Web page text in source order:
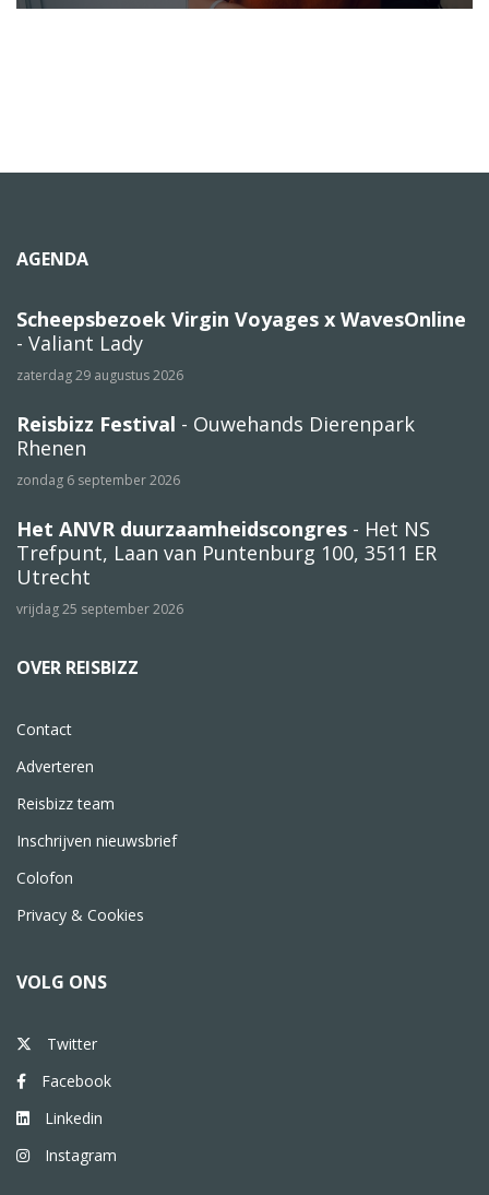
AGENDA
Scheepsbezoek Virgin Voyages x WavesOnline
- Valiant Lady
zaterdag 29 augustus 2026
Reisbizz Festival - Ouwehands Dierenpark
Rhenen
zondag 6 september 2026
Het ANVR duurzaamheidscongres - Het NS
Trefpunt, Laan van Puntenburg 100, 3511 ER
Utrecht
vrijdag 25 september 2026
OVER REISBIZZ
Contact
Adverteren
Reisbizz team
Inschrijven nieuwsbrief
Colofon
Privacy & Cookies
VOLG ONS
Twitter
Facebook
Linkedin
Instagram